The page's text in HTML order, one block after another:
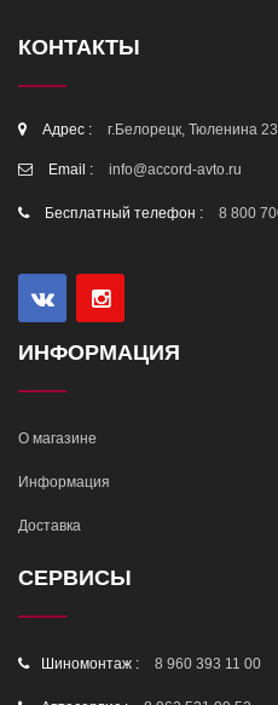
КОНТАКТЫ
Адрес : г.Белорецк, Тюленина 23
Email : info@accord-avto.ru
Бесплатный телефон : 8 800
ИНФОРМАЦИЯ
О магазине
Информация
Доставка
СЕРВИСЫ
Шиномонтаж : 8 960 393 11 00